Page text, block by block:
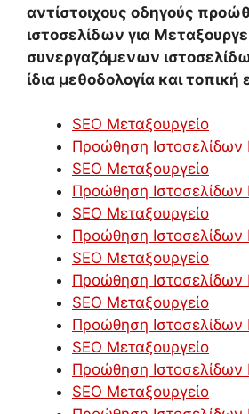
αντίστοιχους οδηγούς
ιστοσελίδων για
συνεργαζόμενων
ίδια μεθοδολογία και τοπική
SEO Μεταξουργείο
Προώθηση Ιστοσελίδων
SEO Μεταξουργείο
Προώθηση Ιστοσελίδων
SEO Μεταξουργείο
Προώθηση Ιστοσελίδων
SEO Μεταξουργείο
Προώθηση Ιστοσελίδων
SEO Μεταξουργείο
Προώθηση Ιστοσελίδων
SEO Μεταξουργείο
Προώθηση Ιστοσελίδων
SEO Μεταξουργείο